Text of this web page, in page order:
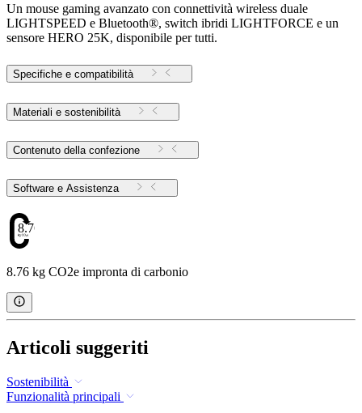
Un mouse gaming avanzato con connettività wireless duale
LIGHTSPEED e Bluetooth®, switch ibridi LIGHTFORCE e un
sensore HERO 25K, disponibile per tutti.
Specifiche e compatibilità
Materiali e sostenibilità
Contenuto della confezione
Software e Assistenza
8.76
8.76 kg CO2e impronta di carbonio
Articoli suggeriti
Sostenibilità
Funzionalità principali